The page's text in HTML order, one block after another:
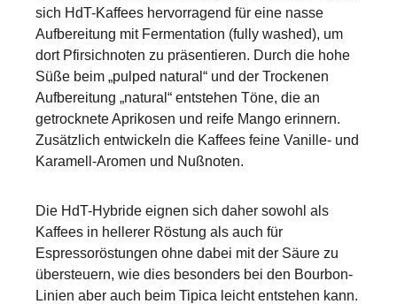
sich HdT-Kaffees hervorragend für eine nasse
Aufbereitung mit Fermentation (fully washed), um
dort Pfirsichnoten zu präsentieren. Durch die hohe
Süße beim „pulped natural“ und der Trockenen
Aufbereitung „natural“ entstehen Töne, die an
getrocknete Aprikosen und reife Mango erinnern.
Zusätzlich entwickeln die Kaffees feine Vanille- und
Karamell-Aromen und Nußnoten.
Die HdT-Hybride eignen sich daher sowohl als
Kaffees in hellerer Röstung als auch für
Espressoröstungen ohne dabei mit der Säure zu
übersteuern, wie dies besonders bei den Bourbon-
Linien aber auch beim Tipica leicht entstehen kann.